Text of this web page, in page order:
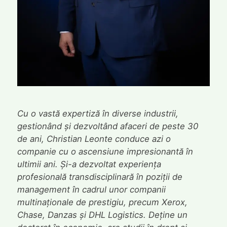
Cu o vastă expertiză în diverse industrii,
gestionând și dezvoltând afaceri de peste 30
de ani, Christian Leonte conduce azi o
companie cu o ascensiune impresionantă în
ultimii ani. Și-a dezvoltat experiența
profesională transdisciplinară în poziții de
management în cadrul unor companii
multinaționale de prestigiu, precum Xerox,
Chase, Danzas și DHL Logistics. Deține un